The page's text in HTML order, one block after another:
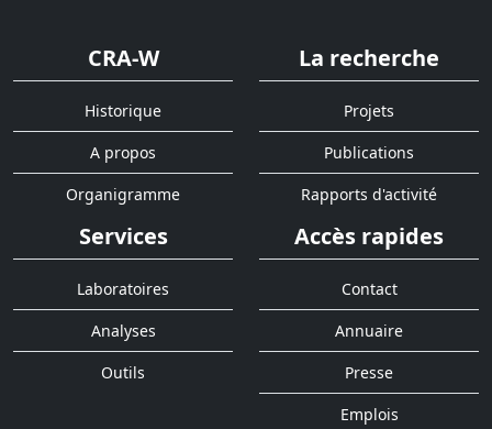
CRA-W
Historique
A propos
Organigramme
La recherche
Projets
Publications
Rapports d'activité
Services
Laboratoires
Analyses
Outils
Accès rapides
Contact
Annuaire
Presse
Emplois